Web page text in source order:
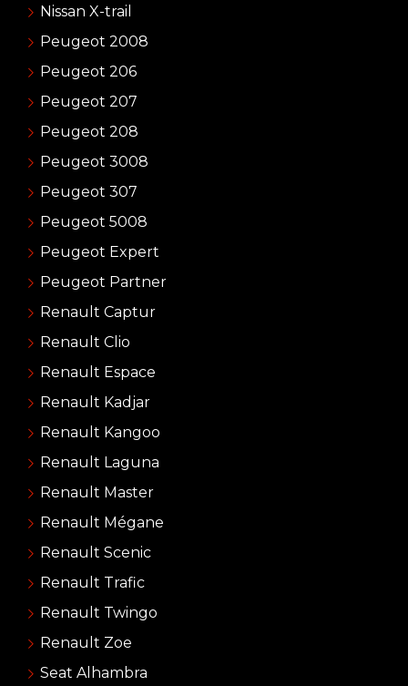
Nissan X-trail
Peugeot 2008
Peugeot 206
Peugeot 207
Peugeot 208
Peugeot 3008
Peugeot 307
Peugeot 5008
Peugeot Expert
Peugeot Partner
Renault Captur
Renault Clio
Renault Espace
Renault Kadjar
Renault Kangoo
Renault Laguna
Renault Master
Renault Mégane
Renault Scenic
Renault Trafic
Renault Twingo
Renault Zoe
Seat Alhambra